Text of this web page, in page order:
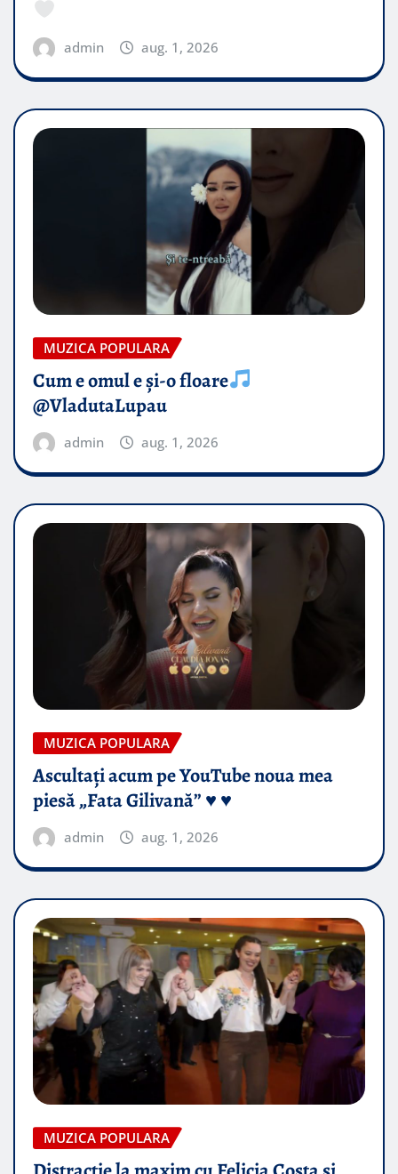
admin aug. 1, 2026
MUZICA POPULARA
Cum e omul e și-o floare
@VladutaLupau
admin aug. 1, 2026
MUZICA POPULARA
Ascultați acum pe YouTube noua mea
piesă „Fata Gilivană” ♥️ ♥️
admin aug. 1, 2026
MUZICA POPULARA